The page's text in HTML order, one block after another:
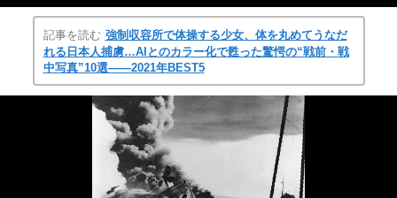
記事を読む 強制収容所で体操する少女、体を丸めてうなだ
れる日本人捕虜…AIとのカラー化で甦った驚愕の“戦前・戦
中写真”10選――2021年BEST5